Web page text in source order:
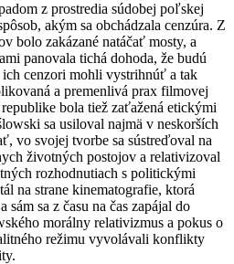
z prostredia súdobej poľskej
akým sa obchádzala cenzúra. Z
bolo zakázané natáčať mosty, a
panovala tichá dohoda, že budú
cenzori mohli vystrihnúť a tak
a premenlivá prax filmovej
bola tiež zaťažená etickými
sa usiloval najmä v neskorších
vo svojej tvorbe sa sústreďoval na
životných postojov a relativizoval
rozhodnutiach s politickými
na strane kinematografie, ktorá
sám sa z času na čas zapájal do
morálny relativizmus a pokus o
režimu vyvolávali konflikty